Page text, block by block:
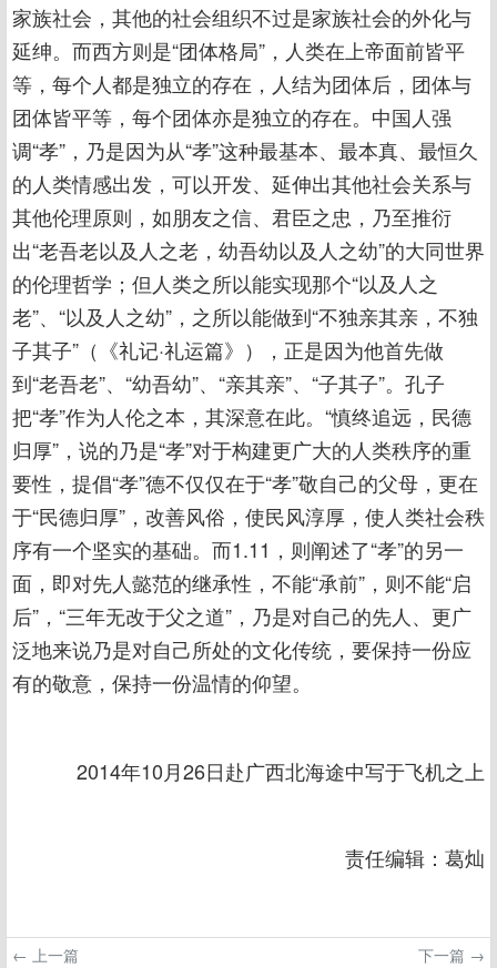
家族社会，其他的社会组织不过是家族社会的外化与
延绅。而西方则是“团体格局”，人类在上帝面前皆平
等，每个人都是独立的存在，人结为团体后，团体与
团体皆平等，每个团体亦是独立的存在。中国人强
调“孝”，乃是因为从“孝”这种最基本、最本真、最恒久
的人类情感出发，可以开发、延伸出其他社会关系与
其他伦理原则，如朋友之信、君臣之忠，乃至推衍
出“老吾老以及人之老，幼吾幼以及人之幼”的大同世界
的伦理哲学；但人类之所以能实现那个“以及人之
老”、“以及人之幼”，之所以能做到“不独亲其亲，不独
子其子”（《礼记·礼运篇》），正是因为他首先做
到“老吾老”、“幼吾幼”、“亲其亲”、“子其子”。孔子
把“孝”作为人伦之本，其深意在此。“慎终追远，民德
归厚”，说的乃是“孝”对于构建更广大的人类秩序的重
要性，提倡“孝”德不仅仅在于“孝”敬自己的父母，更在
于“民德归厚”，改善风俗，使民风淳厚，使人类社会秩
序有一个坚实的基础。而1.11，则阐述了“孝”的另一
面，即对先人懿范的继承性，不能“承前”，则不能“启
后”，“三年无改于父之道”，乃是对自己的先人、更广
泛地来说乃是对自己所处的文化传统，要保持一份应
有的敬意，保持一份温情的仰望。
2014年10月26日赴广西北海途中写于飞机之上
责任编辑：葛灿
← 上一篇 下一篇 →